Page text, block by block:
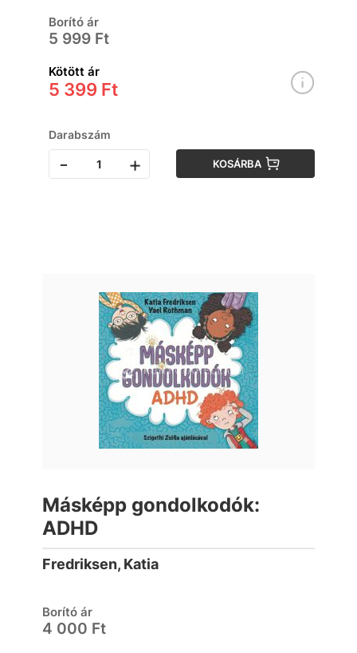
Borító ár
5 999 Ft
Kötött ár
5 399 Ft
Darabszám
- + KOSÁRBA
Másképp gondolkodók:
ADHD
Fredriksen, Katia
Borító ár
4 000 Ft